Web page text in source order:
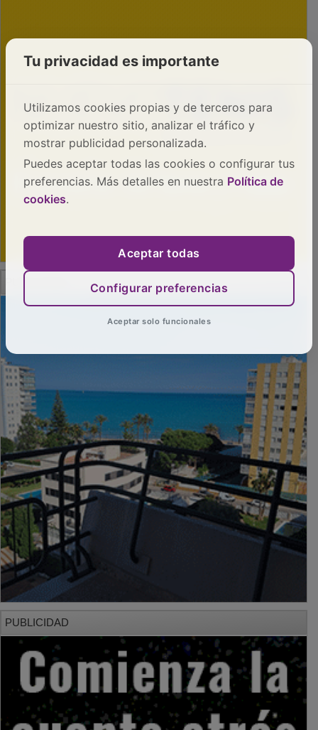
PUBLICIDAD
Tu privacidad es importante
Utilizamos cookies propias y de terceros para
optimizar nuestro sitio, analizar el tráfico y
mostrar publicidad personalizada.
Puedes aceptar todas las cookies o configurar tus
preferencias. Más detalles en nuestra Política de
cookies.
Aceptar todas
Configurar preferencias
Aceptar solo funcionales